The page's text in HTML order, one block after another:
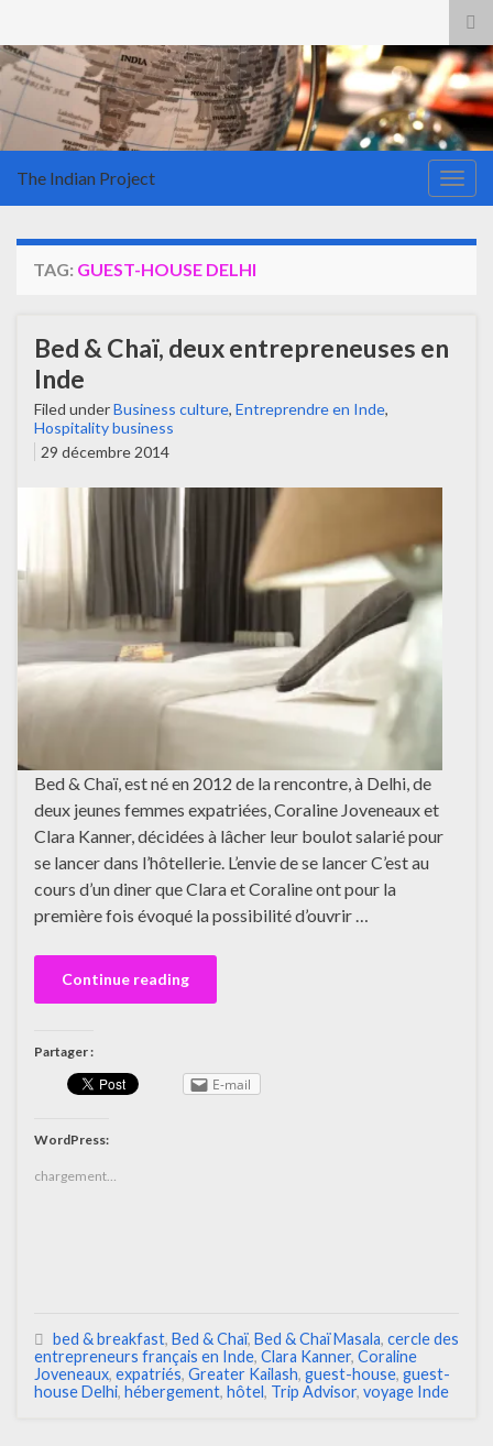
The Indian Project
TAG: GUEST-HOUSE DELHI
Bed & Chaï, deux entrepreneuses en
Inde
Filed underBusiness culture, Entreprendre en Inde,
Hospitality business
29 décembre 2014
Bed & Chaï, est né en 2012 de la rencontre, à Delhi, de
deux jeunes femmes expatriées, Coraline Joveneaux et
Clara Kanner, décidées à lâcher leur boulot salarié pour
se lancer dans l’hôtellerie. L’envie de se lancer C’est au
cours d’un diner que Clara et Coraline ont pour la
première fois évoqué la possibilité d’ouvrir …
Continue reading
Partager :
E-mail
WordPress:
chargement…
bed & breakfast, Bed & Chaï, Bed & Chaï Masala, cercle des
entrepreneurs français en Inde, Clara Kanner, Coraline
Joveneaux, expatriés, Greater Kailash, guest-house, guest-
house Delhi, hébergement, hôtel, Trip Advisor, voyage Inde